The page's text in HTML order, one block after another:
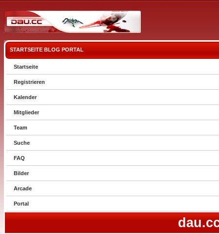
STARTSEITE BLOG PORTAL
Startseite
Registrieren
Kalender
Mitglieder
Team
Suche
FAQ
Bilder
Arcade
Portal